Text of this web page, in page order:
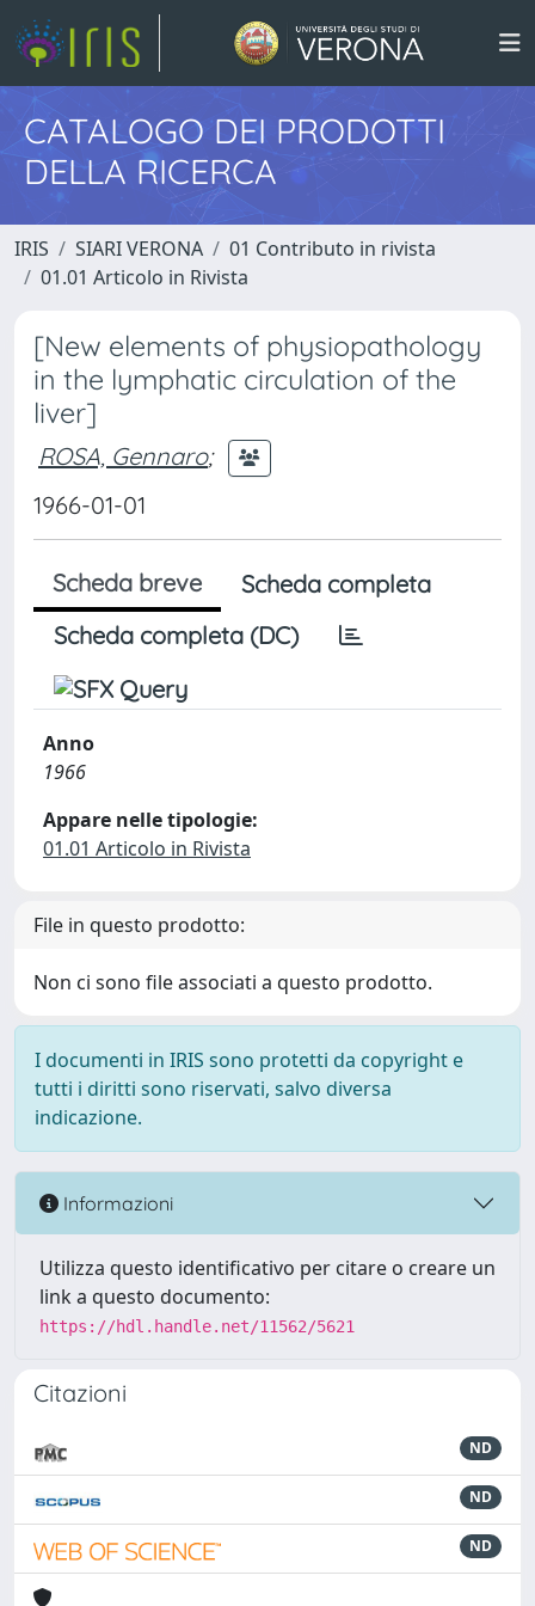
CATALOGO DEI PRODOTTI
DELLA RICERCA
IRIS SIARI VERONA
01 Contributo in rivista
01.01 Articolo in Rivista
[New elements of physiopathology
in the lymphatic circulation of the
liver]
ROSA, Gennaro;
1966-01-01
Scheda breve
Scheda completa
Scheda completa (DC)
Anno
1966
Appare nelle tipologie:
01.01 Articolo in Rivista
File in questo prodotto:
Non ci sono file associati a questo prodotto.
I documenti in IRIS sono protetti da copyright e
tutti i diritti sono riservati, salvo diversa
indicazione.
Informazioni
Utilizza questo identificativo per citare o creare un
link a questo documento:
https://hdl.handle.net/11562/5621
Citazioni
ND
ND
ND